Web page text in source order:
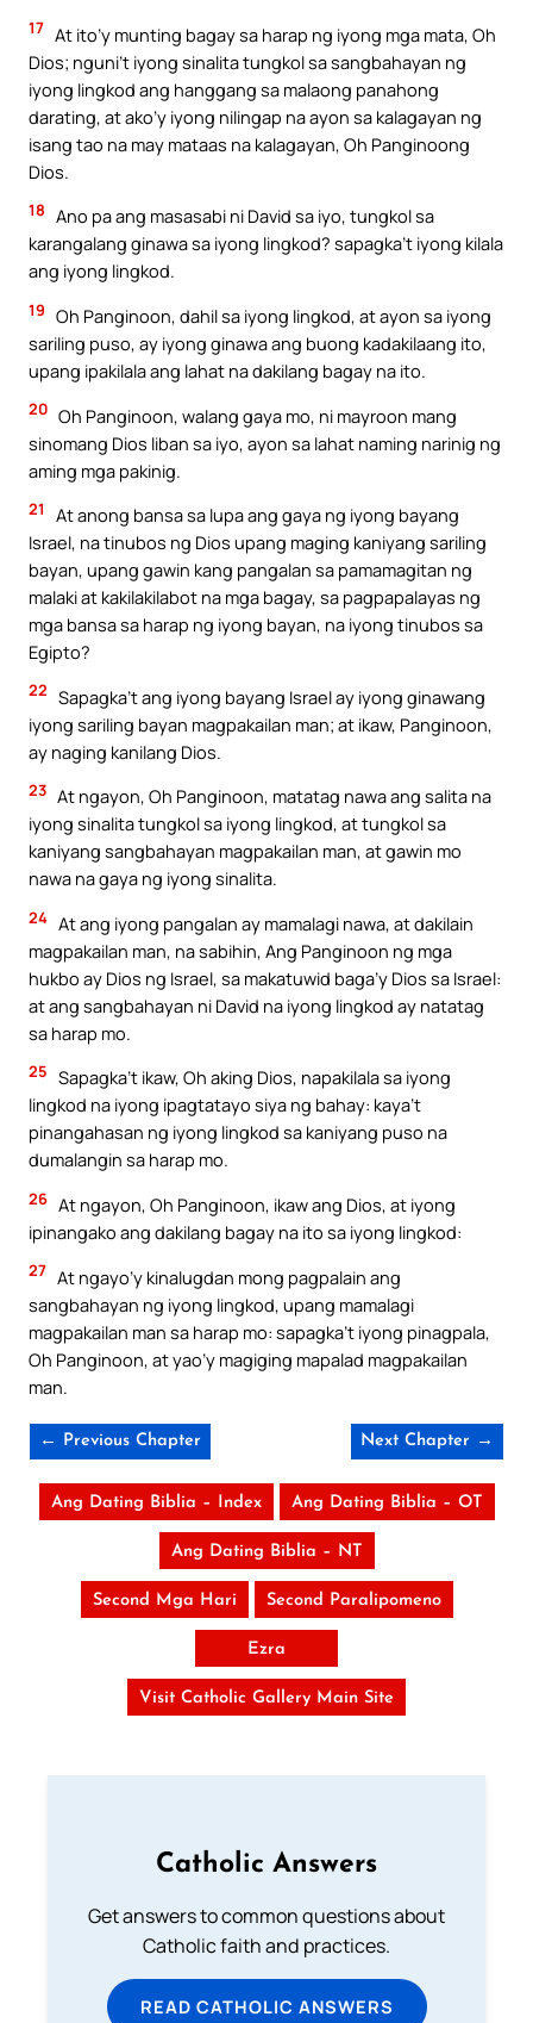
17 At ito’y munting bagay sa harap ng iyong mga mata, Oh
Dios; nguni’t iyong sinalita tungkol sa sangbahayan ng
iyong lingkod ang hanggang sa malaong panahong
darating, at ako’y iyong nilingap na ayon sa kalagayan ng
isang tao na may mataas na kalagayan, Oh Panginoong
Dios.
18 Ano pa ang masasabi ni David sa iyo, tungkol sa
karangalang ginawa sa iyong lingkod? sapagka’t iyong kilala
ang iyong lingkod.
19 Oh Panginoon, dahil sa iyong lingkod, at ayon sa iyong
sariling puso, ay iyong ginawa ang buong kadakilaang ito,
upang ipakilala ang lahat na dakilang bagay na ito.
20 Oh Panginoon, walang gaya mo, ni mayroon mang
sinomang Dios liban sa iyo, ayon sa lahat naming narinig ng
aming mga pakinig.
21
At anong bansa sa lupa ang gaya ng iyong bayang
Israel, na tinubos ng Dios upang maging kaniyang sariling
bayan, upang gawin kang pangalan sa pamamagitan ng
malaki at kakilakilabot na mga bagay, sa pagpapalayas ng
mga bansa sa harap ng iyong bayan, na iyong tinubos sa
Egipto?
22 Sapagka’t ang iyong bayang Israel ay iyong ginawang
iyong sariling bayan magpakailan man; at ikaw, Panginoon,
ay naging kanilang Dios.
23 At ngayon, Oh Panginoon, matatag nawa ang salita na
iyong sinalita tungkol sa iyong lingkod, at tungkol sa
kaniyang sangbahayan magpakailan man, at gawin mo
nawa na gaya ng iyong sinalita.
24 At ang iyong pangalan ay mamalagi nawa, at dakilain
magpakailan man, na sabihin, Ang Panginoon ng mga
hukbo ay Dios ng Israel, sa makatuwid baga’y Dios sa Israel:
at ang sangbahayan ni David na iyong lingkod ay natatag
sa harap mo.
25 Sapagka’t ikaw, Oh aking Dios, napakilala sa iyong
lingkod na iyong ipagtatayo siya ng bahay: kaya’t
pinangahasan ng iyong lingkod sa kaniyang puso na
dumalangin sa harap mo.
26 At ngayon, Oh Panginoon, ikaw ang Dios, at iyong
ipinangako ang dakilang bagay na ito sa iyong lingkod:
27 At ngayo’y kinalugdan mong pagpalain ang
sangbahayan ng iyong lingkod, upang mamalagi
magpakailan man sa harap mo: sapagka’t iyong pinagpala,
Oh Panginoon, at yao’y magiging mapalad magpakailan
man.
← Previous Chapter Next Chapter →
Ang Dating Biblia – Index Ang Dating Biblia – OT
Ang Dating Biblia – NT
Second Mga Hari Second Paralipomeno
Ezra
Visit Catholic Gallery Main Site
Catholic Answers
Get answers to common questions about
Catholic faith and practices.
READ CATHOLIC ANSWERS